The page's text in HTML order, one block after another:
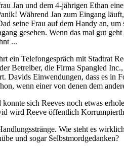
Jan und dem 4-jährigen Ethan
Während Jan zum Eingang
seine Frau auf dem Handy an,
gesehen. Wenn das mal gut
...
ein Telefongespräch mit Stadtrat
Betreiber, die Firma Spangled
Davids Einwendungen, dass es in
wenn einer von denen dem
sich Reeves noch etwas
wird Reeve öffentlich
Wie steht es
und sogar Selbstmordgedanken?